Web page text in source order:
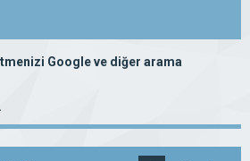
Google ve diğer arama